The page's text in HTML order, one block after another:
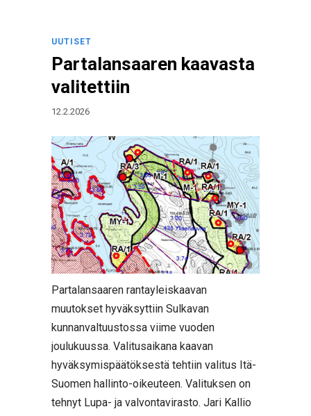
UUTISET
Partalansaaren kaavasta
valitettiin
12.2.2026
Partalansaaren rantayleiskaavan
muutokset hyväksyttiin Sulkavan
kunnanvaltuustossa viime vuoden
joulukuussa. Valitusaikana kaavan
hyväksymispäätöksestä tehtiin valitus Itä-
Suomen hallinto-oikeuteen. Valituksen on
tehnyt Lupa- ja valvontavirasto. Jari Kallio